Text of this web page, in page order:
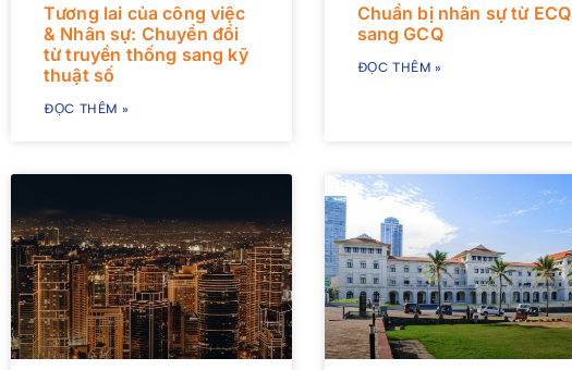
Tương lai của công việc
& Nhân sự: Chuyển đổi
từ truyền thống sang kỹ
thuật số
ĐỌC THÊM »
Chuẩn bị nhân sự từ ECQ
sang GCQ
ĐỌC THÊM »